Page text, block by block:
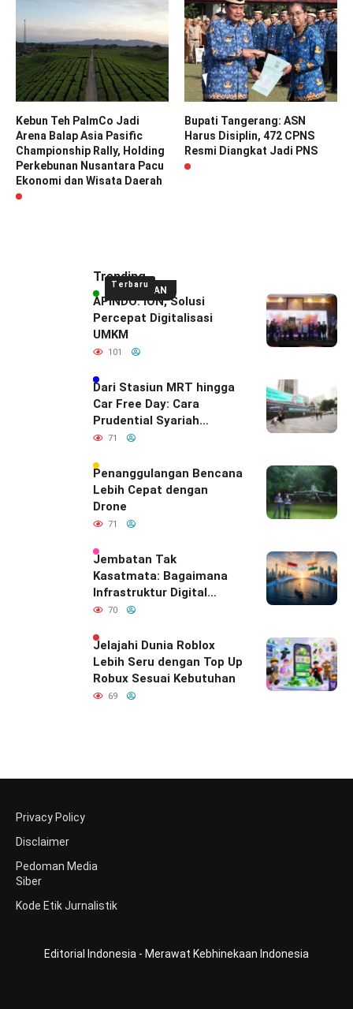
Kebun Teh PalmCo Jadi
Arena Balap Asia Pasific
Championship Rally, Holding
Perkebunan Nusantara Pacu
Ekonomi dan Wisata Daerah
Bupati Tangerang: ASN
Harus Disiplin, 472 CPNS
Resmi Diangkat Jadi PNS
UNGGULAN
Terbaru
Trending
APINDO: ION, Solusi
Percepat Digitalisasi
UMKM
101
Dari Stasiun MRT hingga
Car Free Day: Cara
Prudential Syariah
Merayakan yang Nomor
Indonesia
71
Penanggulangan Bencana
Lebih Cepat dengan
Drone
71
Jembatan Tak
Kasatmata: Bagaimana
Infrastruktur Digital
Diam-Diam
Hubungan Indonesia–
India
70
Jelajahi Dunia Roblox
Lebih Seru dengan Top Up
Robux Sesuai Kebutuhan
69
Privacy Policy
Disclaimer
Pedoman Media
Siber
Kode Etik Jurnalistik
Editorial Indonesia - Merawat Kebhinekaan Indonesia